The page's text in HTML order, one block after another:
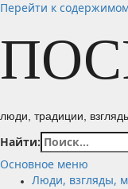
Перейти к
люди, традиции,
Найти:
Основное меню
Люди, взгляды,